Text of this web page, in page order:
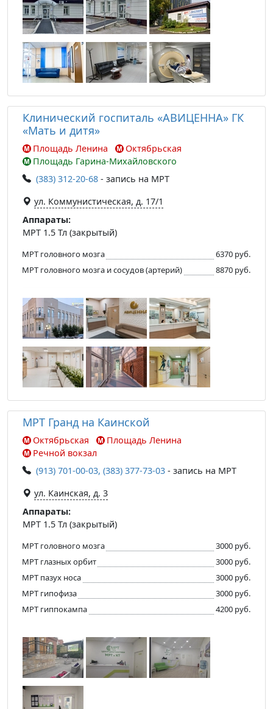
Клинический госпиталь «АВИЦЕННА» ГК
«Мать и дитя»
Площадь Ленина
Октябрьская
Площадь Гарина-Михайловского
(383) 312-20-68 - запись на МРТ
ул. Коммунистическая, д. 17/1
Аппараты:
МРТ 1.5 Тл (закрытый)
МРТ головного мозга
6370 руб.
МРТ головного мозга и сосудов (артерий)
8870 руб.
МРТ Гранд на Каинской
Октябрьская
Площадь Ленина
Речной вокзал
(913) 701-00-03, (383) 377-73-03 - запись на МРТ
ул. Каинская, д. 3
Аппараты:
МРТ 1.5 Тл (закрытый)
МРТ головного мозга
3000 руб.
МРТ глазных орбит
3000 руб.
МРТ пазух носа
3000 руб.
МРТ гипофиза
3000 руб.
МРТ гиппокампа
4200 руб.